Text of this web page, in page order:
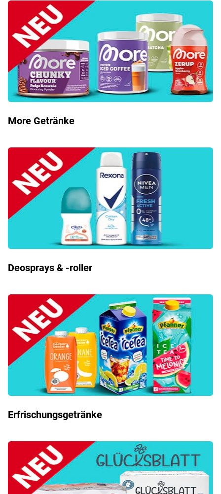
More Getränke
Deosprays & -roller
Erfrischungsgetränke